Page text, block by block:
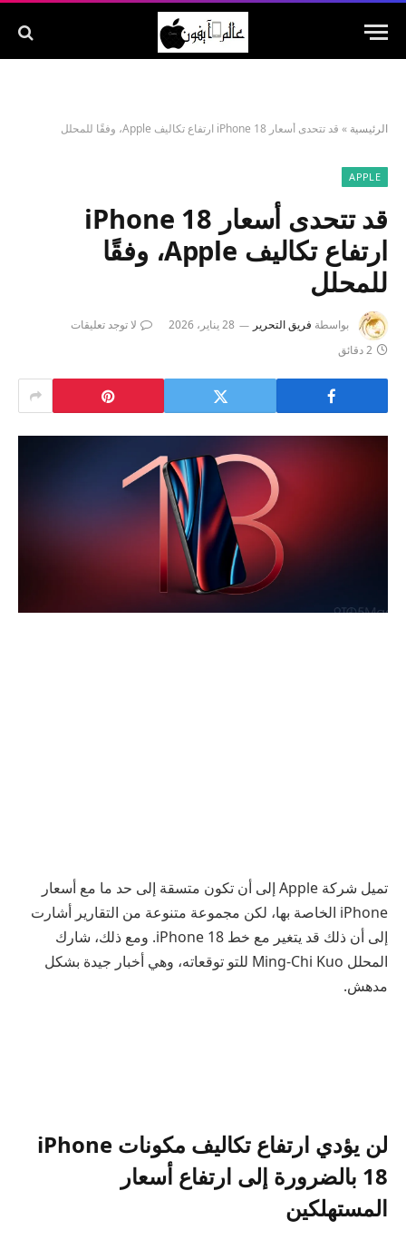
الرئيسية » قد تتحدى أسعار iPhone 18 ارتفاع تكاليف Apple، وفقًا للمحلل
APPLE
قد تتحدى أسعار iPhone 18
ارتفاع تكاليف Apple، وفقًا
للمحلل
بواسطة فريق التحرير 28 يناير، 2026
لا توجد تعليقات
2 دقائق
تميل شركة Apple إلى أن تكون متسقة إلى حد ما مع أسعار
iPhone الخاصة بها، لكن مجموعة متنوعة من التقارير أشارت
إلى أن ذلك قد يتغير مع خط iPhone 18. ومع ذلك، شارك
المحلل Ming-Chi Kuo للتو توقعاته، وهي أخبار جيدة بشكل
مدهش.
لن يؤدي ارتفاع تكاليف مكونات iPhone
18 بالضرورة إلى ارتفاع أسعار
المستهلكين